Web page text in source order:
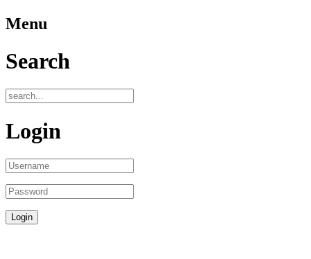
Menu
Search
Login